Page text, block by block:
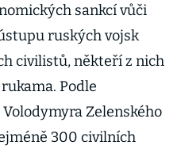
sankcí vůči
ruských vojsk
civilistů, někteří z nich
Podle
Zelenského
300 civilních